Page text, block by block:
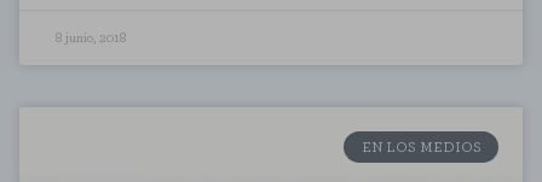
8 junio, 2018
EN LOS MEDIOS